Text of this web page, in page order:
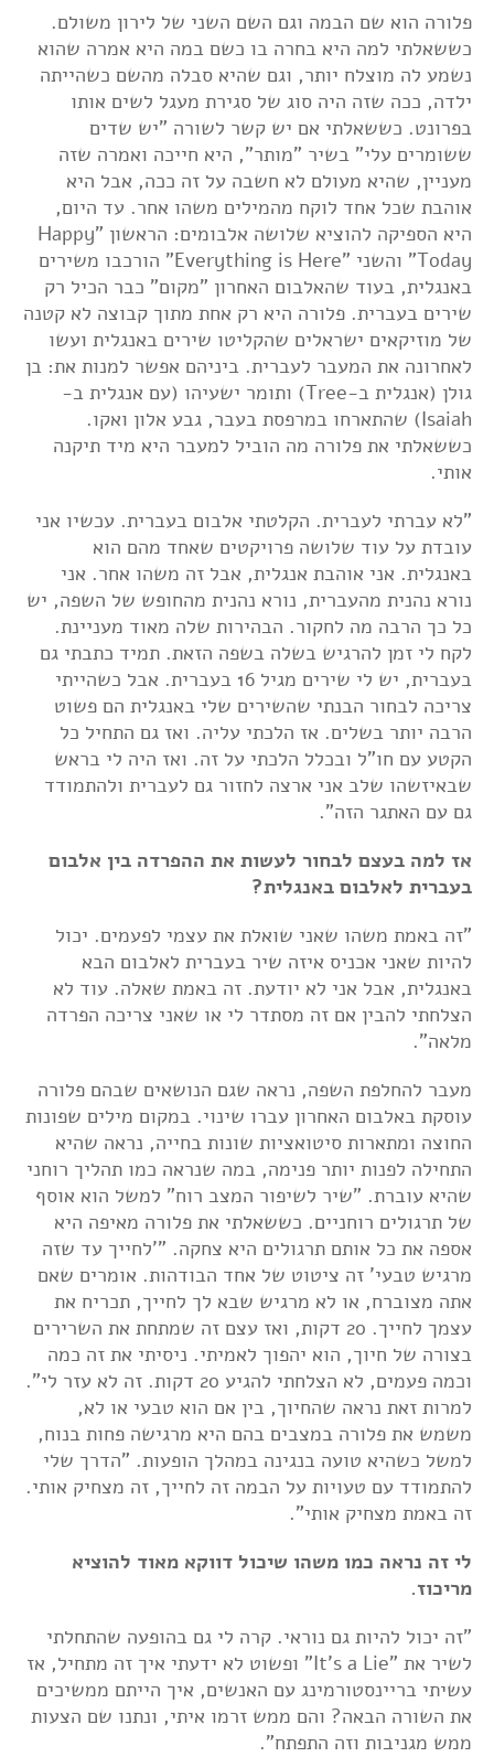
פלורה הוא שם הבמה וגם השם השני של לירון משולם.
כששאלתי למה היא בחרה בו כשם במה היא אמרה שהוא
נשמע לה מוצלח יותר, וגם שהיא סבלה מהשם כשהייתה
ילדה, ככה שזה היה סוג של סגירת מעגל לשים אותו
בפרונט. כששאלתי אם יש קשר לשורה "יש שדים
ששומרים עלי" בשיר "מותר", היא חייכה ואמרה שזה
מעניין, שהיא מעולם לא חשבה על זה ככה, אבל היא
אוהבת שכל אחד לוקח מהמילים משהו אחר. עד היום,
היא הספיקה להוציא שלושה אלבומים: הראשון "Happy
Today" והשני "Everything is Here" הורכבו משירים
באנגלית, בעוד שהאלבום האחרון "מקום" כבר הכיל רק
שירים בעברית. פלורה היא רק אחת מתוך קבוצה לא קטנה
של מוזיקאים ישראלים שהקליטו שירים באנגלית ועשו
לאחרונה את המעבר לעברית. ביניהם אפשר למנות את: בן
גולן (אנגלית ב-Tree) ותומר ישעיהו (עם אנגלית ב-
Isaiah) שהתארחו במרפסת בעבר, גבע אלון ואקו.
כששאלתי את פלורה מה הוביל למעבר היא מיד תיקנה
אותי.
"לא עברתי לעברית. הקלטתי אלבום בעברית. עכשיו אני
עובדת על עוד שלושה פרויקטים שאחד מהם הוא
באנגלית. אני אוהבת אנגלית, אבל זה משהו אחר. אני
נורא נהנית מהעברית, נורא נהנית מהחופש של השפה, יש
כל כך הרבה מה לחקור. הבהירות שלה מאוד מעניינת.
לקח לי זמן להרגיש בשלה בשפה הזאת. תמיד כתבתי גם
בעברית, יש לי שירים מגיל 16 בעברית. אבל כשהייתי
צריכה לבחור הבנתי שהשירים שלי באנגלית הם פשוט
הרבה יותר בשלים. אז הלכתי עליה. ואז גם התחיל כל
הקטע עם חו"ל ובכלל הלכתי על זה. ואז היה לי בראש
שבאיזשהו שלב אני ארצה לחזור גם לעברית ולהתמודד
גם עם האתגר הזה".
אז למה בעצם לבחור לעשות את ההפרדה בין אלבום
בעברית לאלבום באנגלית?
"זה באמת משהו שאני שואלת את עצמי לפעמים. יכול
להיות שאני אכניס איזה שיר בעברית לאלבום הבא
באנגלית, אבל אני לא יודעת. זה באמת שאלה. עוד לא
הצלחתי להבין אם זה מסתדר לי או שאני צריכה הפרדה
מלאה".
מעבר להחלפת השפה, נראה שגם הנושאים שבהם פלורה
עוסקת באלבום האחרון עברו שינוי. במקום מילים שפונות
החוצה ומתארות סיטואציות שונות בחייה, נראה שהיא
התחילה לפנות יותר פנימה, במה שנראה כמו תהליך רוחני
שהיא עוברת. "שיר לשיפור המצב רוח" למשל הוא אוסף
של תרגולים רוחניים. כששאלתי את פלורה מאיפה היא
אספה את כל אותם תרגולים היא צחקה. "'לחייך עד שזה
מרגיש טבעי' זה ציטוט של אחד הבודהות. אומרים שאם
אתה מצוברח, או לא מרגיש שבא לך לחייך, תכריח את
עצמך לחייך. 20 דקות, ואז עצם זה שמתחת את השרירים
בצורה של חיוך, הוא יהפוך לאמיתי. ניסיתי את זה כמה
וכמה פעמים, לא הצלחתי להגיע 20 דקות. זה לא עזר לי".
למרות זאת נראה שהחיוך, בין אם הוא טבעי או לא,
משמש את פלורה במצבים בהם היא מרגישה פחות בנוח,
למשל כשהיא טועה בנגינה במהלך הופעות. "הדרך שלי
להתמודד עם טעויות על הבמה זה לחייך, זה מצחיק אותי.
זה באמת מצחיק אותי".
לי זה נראה כמו משהו שיכול דווקא מאוד להוציא
מריכוז.
"זה יכול להיות גם נוראי. קרה לי גם בהופעה שהתחלתי
לשיר את "It's a Lie" ופשוט לא ידעתי איך זה מתחיל, אז
עשיתי בריינסטורמינג עם האנשים, איך הייתם ממשיכים
את השורה הבאה? והם ממש זרמו איתי, ונתנו שם הצעות
ממש מגניבות וזה התפתח".